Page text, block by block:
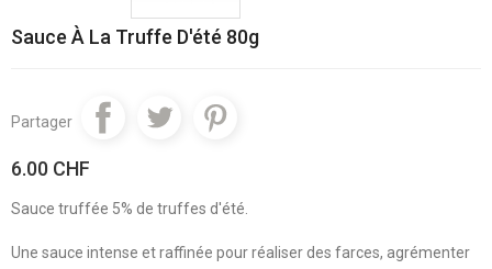
Sauce À La Truffe D'été 80g
Partager
6.00 CHF
Sauce truffée 5% de truffes d'été.
Une sauce intense et raffinée pour réaliser des farces, agrémenter